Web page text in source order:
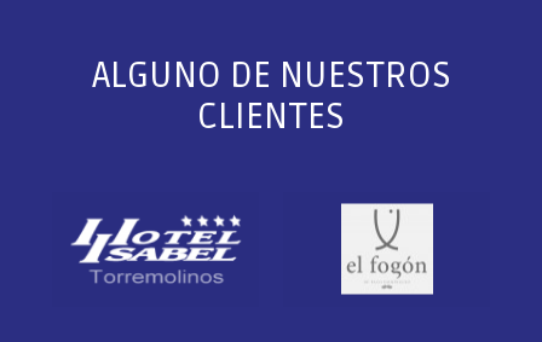
ALGUNO DE NUESTROS
CLIENTES